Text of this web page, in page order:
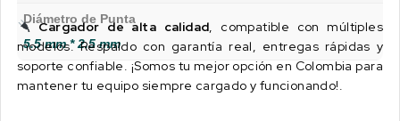
Diámetro de Punta
5.5 mm * 2.5 mm
Cargador de alta calidad, compatible con múltiples
modelos. Respaldo con garantía real, entregas rápidas y
soporte confiable. ¡Somos tu mejor opción en Colombia para
mantener tu equipo siempre cargado y funcionando!.